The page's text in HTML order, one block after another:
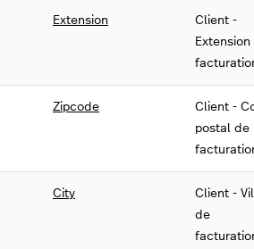
Extension
Client -
Extension
Zipcode
Client -
postal de
City
Client -
de